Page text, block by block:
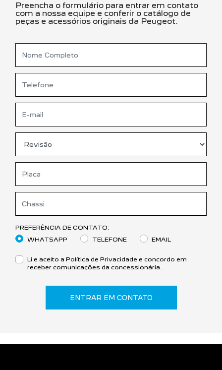
Preencha o formulário para entrar em contato
com a nossa equipe e conferir o catálogo de
peças e acessórios originais da Peugeot.
PREFERÊNCIA DE CONTATO:
WHATSAPP
TELEFONE EMAIL
Li e aceito a Política de Privacidade e concordo em
receber comunicações da concessionária.
ENTRAR EM CONTATO